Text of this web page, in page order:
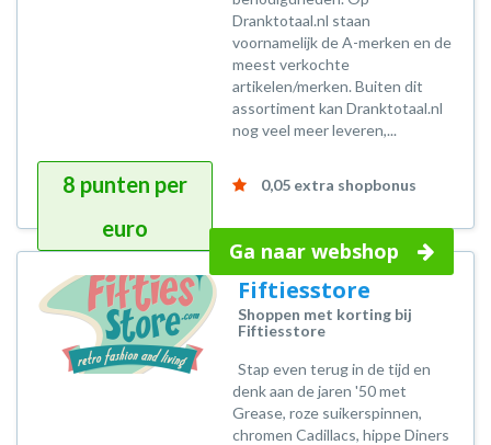
Dranktotaal.nl staan
voornamelijk de A-merken en de
meest verkochte
artikelen/merken. Buiten dit
assortiment kan Dranktotaal.nl
nog veel meer leveren,...
8 punten per
euro
0,05 extra shopbonus
Ga naar webshop
Fiftiesstore
Shoppen met korting bij
Fiftiesstore
Stap even terug in de tijd en
denk aan de jaren '50 met
Grease, roze suikerspinnen,
chromen Cadillacs, hippe Diners